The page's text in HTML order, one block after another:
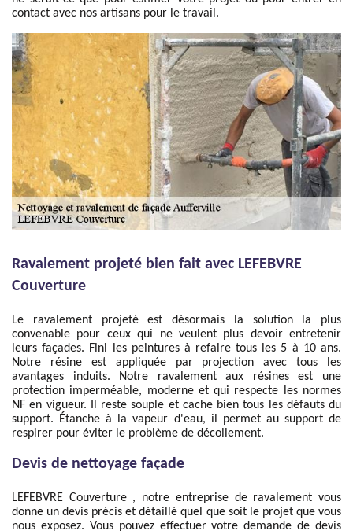
contact avec nos artisans pour le travail.
Ravalement projeté bien fait avec LEFEBVRE
Couverture
Le ravalement projeté est désormais la solution la plus
convenable pour ceux qui ne veulent plus devoir entretenir
leurs façades. Fini les peintures à refaire tous les 5 à 10 ans.
Notre résine est appliquée par projection avec tous les
avantages induits. Notre ravalement aux résines est une
protection imperméable, moderne et qui respecte les normes
NF en vigueur. Il reste souple et cache bien tous les défauts du
support. Étanche à la vapeur d'eau, il permet au support de
respirer pour éviter le problème de décollement.
Devis de nettoyage façade
LEFEBVRE Couverture , notre entreprise de ravalement vous
donne un devis précis et détaillé quel que soit le projet que vous
nous exposez. Vous pouvez effectuer votre demande de devis